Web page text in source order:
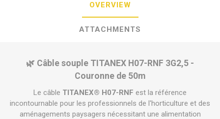
OVERVIEW
ATTACHMENTS
🌿 Câble souple TITANEX H07-RNF 3G2,5 -
Couronne de 50m
Le câble TITANEX® H07-RNF est la référence
incontournable pour les professionnels de l'horticulture et des
aménagements paysagers nécessitant une alimentation